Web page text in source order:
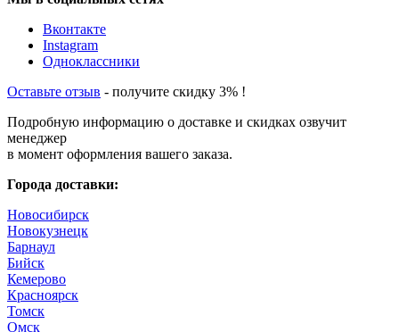
Вконтакте
Instagram
Одноклассники
Оставьте отзыв - получите скидку 3% !
Подробную информацию о доставке и скидках озвучит
менеджер
в момент оформления вашего заказа.
Города доставки:
Новосибирск
Новокузнецк
Барнаул
Бийск
Кемерово
Красноярск
Томск
Омск